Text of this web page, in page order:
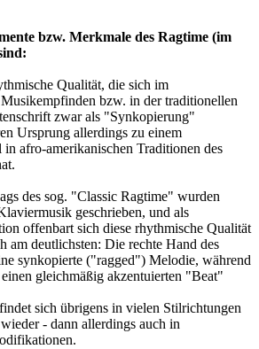
bzw. Merkmale des Ragtime (im
Qualität, die sich im
bzw. in der traditionellen
zwar als "Synkopierung"
Ursprung allerdings zu einem
afro-amerikanischen Traditionen des
des sog. "Classic Ragtime" wurden
geschrieben, und als
offenbart sich diese rhythmische Qualität
am deutlichsten: Die rechte Hand des
synkopierte ("ragged") Melodie, während
gleichmäßig akzentuierten "Beat"
sich übrigens in vielen Stilrichtungen
- dann allerdings auch in